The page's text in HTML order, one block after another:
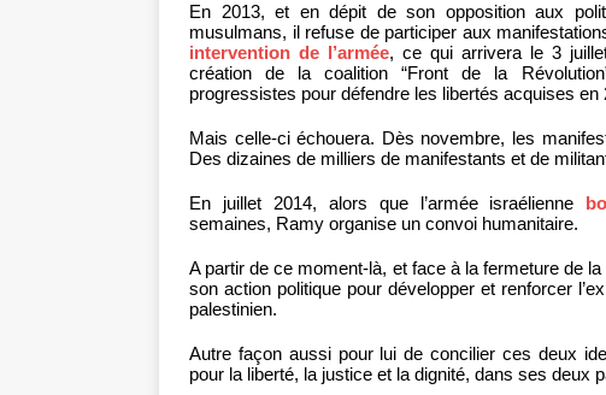
En 2013, et en dépit de son opposition aux
musulmans, il refuse de participer aux
intervention de l’armée, ce qui arrivera le 3
création de la coalition “Front de la
progressistes pour défendre les libertés acquises en
Mais celle-ci échouera. Dès novembre, les
Des dizaines de milliers de manifestants et de
En juillet 2014, alors que l’armée israélienne
semaines, Ramy organise un convoi humanitaire.
A partir de ce moment-là, et face à la fermeture de
son action politique pour développer et renforcer
palestinien.
Autre façon aussi pour lui de concilier ces deux
pour la liberté, la justice et la dignité, dans ses deux